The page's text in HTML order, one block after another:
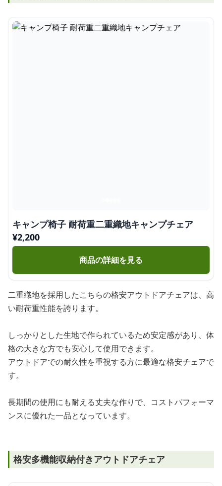
キャンプ椅子 耐荷重二重織地キャンプチェア
¥2,200
商品の詳細を見る
二重織地を採用したこちらの格安アウトドアチェアは、高
い耐荷重性能を誇ります。
しっかりとした生地で作られているため安定感があり、体
格の大きな方でも安心して使用できます。
アウトドアでの耐久性を重視する方に最適な格安チェアで
す。
長期間の使用にも耐える丈夫な作りで、コストパフォーマ
ンスに優れた一品となっています。
格安多機能収納付きアウトドアチェア